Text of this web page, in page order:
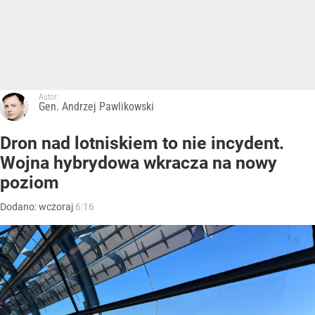
Autor:
Gen. Andrzej Pawlikowski
Dron nad lotniskiem to nie incydent.
Wojna hybrydowa wkracza na nowy
poziom
Dodano:wczoraj 6:16